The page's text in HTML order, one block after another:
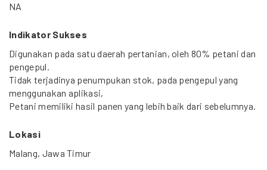
NA
Indikator Sukses
Digunakan pada satu daerah pertanian, oleh 80% petani dan
pengepul.
Tidak terjadinya penumpukan stok, pada pengepul yang
menggunakan aplikasi,
Petani memiliki hasil panen yang lebih baik dari sebelumnya.
Lokasi
Malang, Jawa Timur